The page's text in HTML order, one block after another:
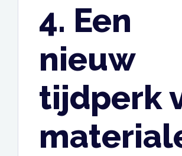
4. Een
nieuw
tijdperk